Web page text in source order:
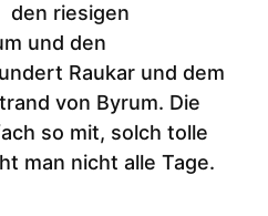
den riesigen
und den
Raukar und dem
von Byrum. Die
so mit, solch tolle
man nicht alle Tage.